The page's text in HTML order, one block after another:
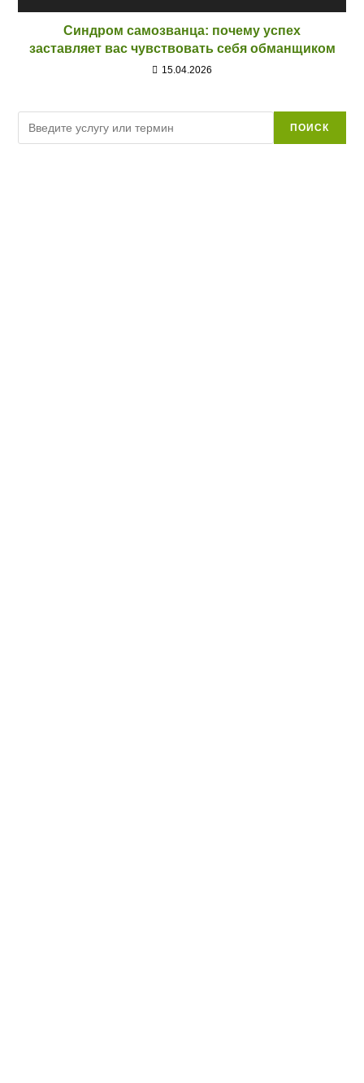
Синдром самозванца: почему успех
заставляет вас чувствовать себя обманщиком
15.04.2026
ПОИСК